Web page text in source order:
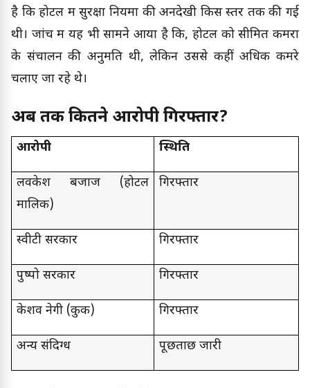
है कि होटल में सुरक्षा नियमों की अनदेखी किस स्तर तक की गई
थी। जांच में यह भी सामने आया है कि, होटल को सीमित कमरों
के संचालन की अनुमति थी, लेकिन उससे कहीं अधिक कमरे
चलाए जा रहे थे।
अब तक कितने आरोपी गिरफ्तार?
आरोपी स्थिति
लवकेश बजाज (होटल
मालिक)
गिरफ्तार
स्वीटी सरकार गिरफ्तार
पुष्पो सरकार गिरफ्तार
केशव नेगी (कुक) गिरफ्तार
अन्य संदिग्ध पूछताछ जारी